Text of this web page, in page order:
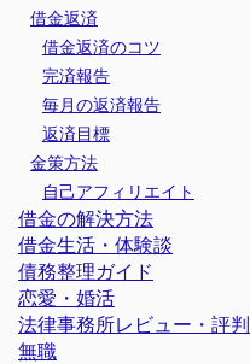
借金返済
借金返済のコツ
完済報告
毎月の返済報告
返済目標
金策方法
自己アフィリエイト
借金の解決方法
借金生活・体験談
債務整理ガイド
恋愛・婚活
法律事務所レビュー・評判
無職